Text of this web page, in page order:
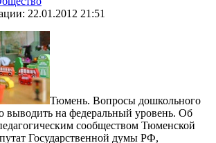
22.01.2012 21:51
Тюмень. Вопросы дошкольного
выводить на федеральный уровень. Об
сообществом Тюменской
Государственной думы РФ,